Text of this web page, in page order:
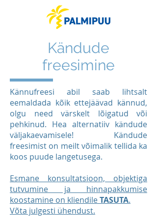
Kändude
freesimine
Kännufreesi abil saab lihtsalt
eemaldada kõik ettejäävad kännud,
olgu need värskelt lõigatud või
pehkinud. Hea alternatiiv kändude
väljakaevamisele! Kändude
freesimist on meilt võimalik tellida ka
koos puude langetusega.
Esmane konsultatsioon, objektiga
tutvumine ja hinnapakkumise
koostamine on kliendileTASUTA.
Võta julgesti ühendust.